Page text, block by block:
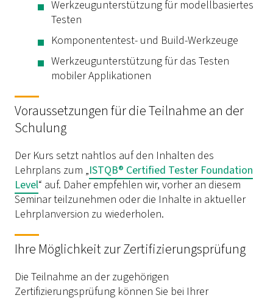
Werkzeugunterstützung für modellbasiertes
Testen
Komponententest- und Build-Werkzeuge
Werkzeugunterstützung für das Testen
mobiler Applikationen
Voraussetzungen für die Teilnahme an der
Schulung
Der Kurs setzt nahtlos auf den Inhalten des
Lehrplans zum „ISTQB® Certified Tester Foundation
Level“ auf. Daher empfehlen wir, vorher an diesem
Seminar teilzunehmen oder die Inhalte in aktueller
Lehrplanversion zu wiederholen.
Ihre Möglichkeit zur Zertifizierungsprüfung
Die Teilnahme an der zugehörigen
Zertifizierungsprüfung können Sie bei Ihrer